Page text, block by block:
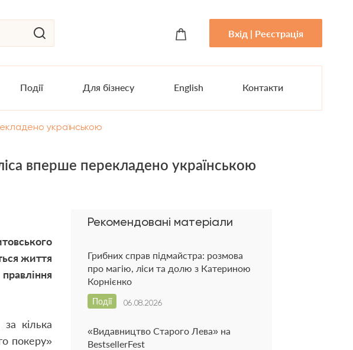
Вхід | Реєстрація
Події Для бізнесу English Контакти
українською
вперше перекладено українською
життя
кілька
покеру»
Рекомендовані матеріали
Грибних справ підмайстра: розмова
про магію, ліси та долю з Катериною
Корнієнко
06.08.2026
Події
«Видавництво Старого Лева» на
BestsellerFest